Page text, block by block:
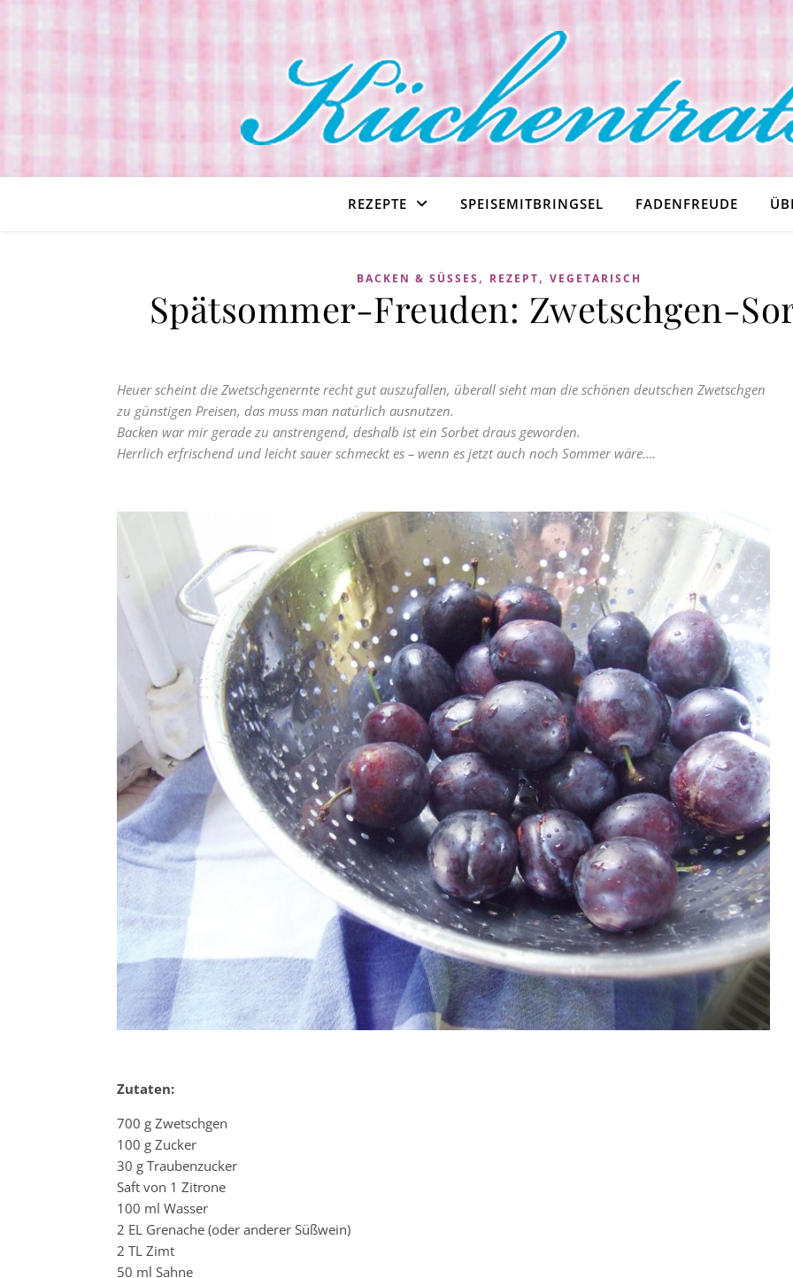
REZEPTE SPEISEMITBRINGSEL FADENFREUDE
BACKEN & SÜSSES , REZEPT, VEGETARISCH
Spätsommer-Freuden: Zwetschgen-
Heuer scheint die Zwetschgenernte recht gut auszufallen, überall sieht man die schönen deutschen Zwetschgen
zu günstigen Preisen, das muss man natürlich ausnutzen.
Backen war mir gerade zu anstrengend, deshalb ist ein Sorbet draus geworden.
Herrlich erfrischend und leicht sauer schmeckt es – wenn es jetzt auch noch Sommer wäre….
Zutaten:
700 g Zwetschgen
100 g Zucker
30 g Traubenzucker
Saft von 1 Zitrone
100 ml Wasser
2 EL Grenache (oder anderer Süßwein)
2 TL Zimt
50 ml Sahne